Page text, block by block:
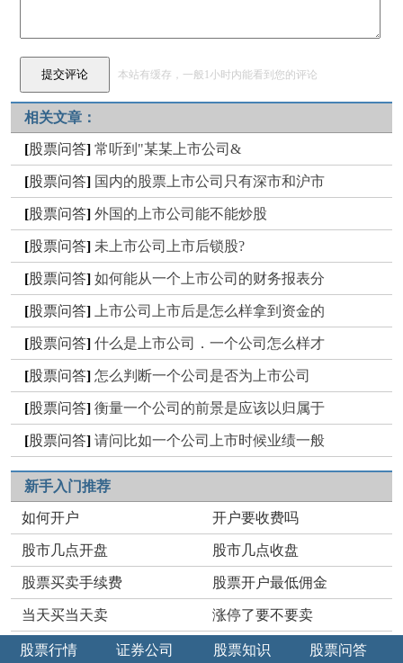
本站有缓存，一般1小时内能看到您的评论
相关文章：
[股票问答] 常听到"某某上市公司&
[股票问答] 国内的股票上市公司只有深市和沪市
[股票问答] 外国的上市公司能不能炒股
[股票问答] 未上市公司上市后锁股?
[股票问答] 如何能从一个上市公司的财务报表分
[股票问答] 上市公司上市后是怎么样拿到资金的
[股票问答] 什么是上市公司．一个公司怎么样才
[股票问答] 怎么判断一个公司是否为上市公司
[股票问答] 衡量一个公司的前景是应该以归属于
[股票问答] 请问比如一个公司上市时候业绩一般
新手入门推荐
如何开户 开户要收费吗
股市几点开盘 股市几点收盘
股票买卖手续费 股票开户最低佣金
当天买当天卖 涨停了要不要卖
股票行情 证券公司 股票知识 股票问答